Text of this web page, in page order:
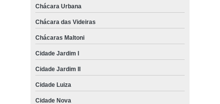
Chácara Urbana
Chácara das Videiras
Chácaras Maltoni
Cidade Jardim I
Cidade Jardim II
Cidade Luiza
Cidade Nova